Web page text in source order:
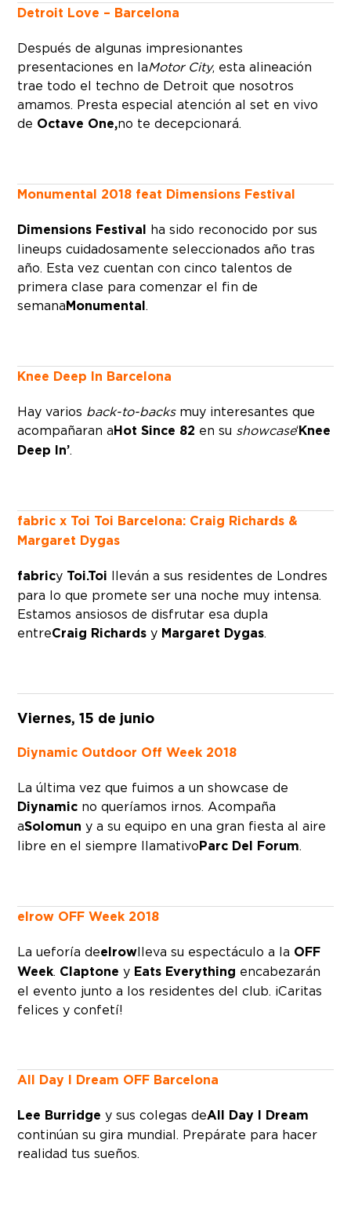
Detroit Love – Barcelona
Después de algunas impresionantes
presentaciones en laMotor City, esta alineación
trae todo el techno de Detroit que nosotros
amamos. Presta especial atención al set en vivo
de Octave One,no te decepcionará.
Monumental 2018 feat Dimensions Festival
Dimensions Festival ha sido reconocido por sus
lineups cuidadosamente seleccionados año tras
año. Esta vez cuentan con cinco talentos de
primera clase para comenzar el fin de
semanaMonumental.
Knee Deep In Barcelona
Hay varios back-to-backsmuy interesantes que
acompañaran aHot Since 82 en su showcase‘Knee
Deep In’.
fabric x Toi Toi Barcelona: Craig Richards &
Margaret Dygas
fabricy Toi.Toi lleván a sus residentes de Londres
para lo que promete ser una noche muy intensa.
Estamos ansiosos de disfrutar esa dupla
entreCraig Richards y Margaret Dygas.
Viernes, 15 de junio
Diynamic Outdoor Off Week 2018
La última vez que fuimos a un showcase de
Diynamic no queríamos irnos. Acompaña
aSolomun y a su equipo en una gran fiesta al aire
libre en el siempre llamativoParc Del Forum.
elrow OFF Week 2018
La ueforía deelrowlleva su espectáculo a la OFF
Week. Claptone y Eats Everything encabezarán
el evento junto a los residentes del club. ¡Caritas
felices y confetí!
All Day I Dream OFF Barcelona
Lee Burridge y sus colegas deAll Day I Dream
continúan su gira mundial. Prepárate para hacer
realidad tus sueños.